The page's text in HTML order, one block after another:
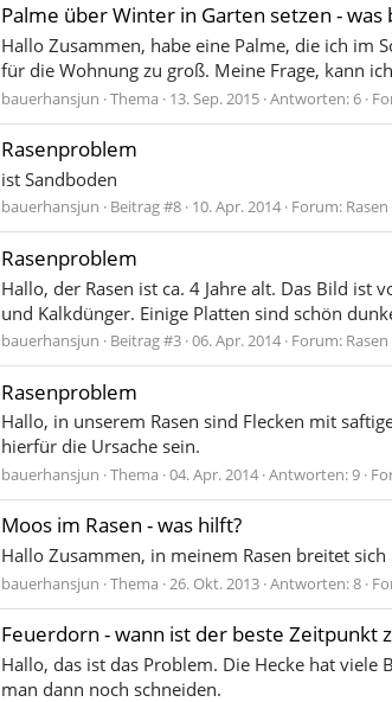
Palme über Winter in Garten setzen - was
Hallo Zusammen, habe eine Palme, die ich im
für die Wohnung zu groß. Meine Frage, kann
bauerhansjun Thema 13. Sep. 2015 Antworten: 6
Rasenproblem
ist Sandboden
bauerhansjun Beitrag #8 10. Apr. 2014 Forum: Rasen
Rasenproblem
Hallo, der Rasen ist ca. 4 Jahre alt. Das Bild ist
und Kalkdünger. Einige Platten sind schön
bauerhansjun Beitrag #3 06. Apr. 2014 Forum: Rasen
Rasenproblem
Hallo, in unserem Rasen sind Flecken mit
hierfür die Ursache sein.
bauerhansjun Thema 04. Apr. 2014 Antworten: 9
Moos im Rasen - was hilft?
Hallo Zusammen, in meinem Rasen breitet
bauerhansjun Thema 26. Okt. 2013 Antworten: 8
Feuerdorn - wann ist der beste Zeitpunkt
Hallo, das ist das Problem. Die Hecke hat
man dann noch schneiden.